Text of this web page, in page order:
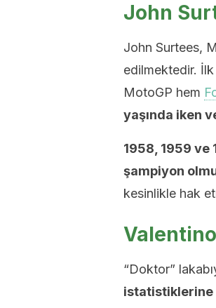
John
John Surtees,
edilmektedir. İlk
MotoGP hem
yaşında iken
1958, 1959
şampiyon
kesinlikle hak
“Doktor”
istatistiklerine